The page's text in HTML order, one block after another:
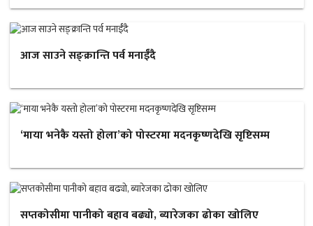
आज साउने सङ्क्रान्ति पर्व मनाईँदै
‘माया भनेकै यस्तो होला’को पोस्टरमा मदनकृष्णदेखि सृष्टिसम्म
सप्तकोसीमा पानीको बहाव बढ्यो, ब्यारेजका ढोका खोलिए